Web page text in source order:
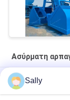
Ασύρματη
αρπαγή ελέγχου
4CBM σκάφος
Sally